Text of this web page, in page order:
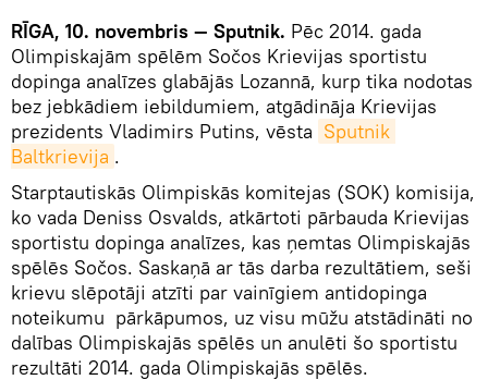
RĪGA, 10. novembris — Sputnik. Pēc 2014. gada
Olimpiskajām spēlēm Sočos Krievijas sportistu
dopinga analīzes glabājās Lozannā, kurp tika nodotas
bez jebkādiem iebildumiem, atgādināja Krievijas
prezidents Vladimirs Putins, vēsta Sputnik
Baltkrievija .
Starptautiskās Olimpiskās komitejas (SOK) komisija,
ko vada Deniss Osvalds, atkārtoti pārbauda Krievijas
sportistu dopinga analīzes, kas ņemtas Olimpiskajās
spēlēs Sočos. Saskaņā ar tās darba rezultātiem, seši
krievu slēpotāji atzīti par vainīgiem antidopinga
noteikumu pārkāpumos, uz visu mūžu atstādināti no
dalības Olimpiskajās spēlēs un anulēti šo sportistu
rezultāti 2014. gada Olimpiskajās spēlēs.